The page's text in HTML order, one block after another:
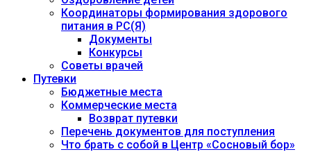
Координаторы формирования здорового
питания в РС(Я)
Документы
Конкурсы
Советы врачей
Путевки
Бюджетные места
Коммерческие места
Возврат путевки
Перечень документов для поступления
Что брать с собой в Центр «Сосновый бор»